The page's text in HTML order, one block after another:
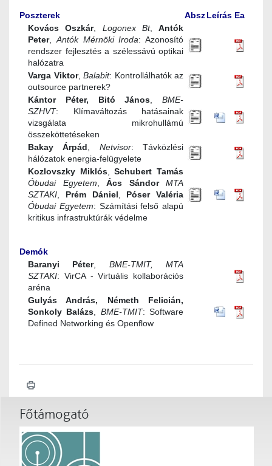
Poszterek AbszLeírás Ea
Kovács Oszkár, Logonex Bt, Antók
Peter, Antók Mérnöki Iroda: Azonosító
rendszer fejlesztés a szélessávú optikai
halózatra
Varga Viktor, Balabit: Kontrollálhatók az
outsource partnerek?
Kántor Péter,
Bitó János
BME-
SZHVT: Klímaváltozás hatásainak
vizsgálata mikrohullámú
összeköttetéseken
Bakay Árpád
Netvisor: Távközlési
hálózatok energia-felügyelete
Kozlovszky Miklós,Schubert Tamás
Óbudai Egyetem
Ács Sándor
MTA
SZTAKI
Prém Dániel
Póser Valéria
Óbudai Egyetem: Számítási felső alapú
kritikus infrastruktúrák védelme
Demók
Baranyi Péter, BME-TMIT, MTA
SZTAKI: VirCA - Virtuális kollaborációs
aréna
Gulyás András, Németh Felicián,
Sonkoly Balázs
BME-TMIT: Software
Defined Networking és Openflow
Főtámogató